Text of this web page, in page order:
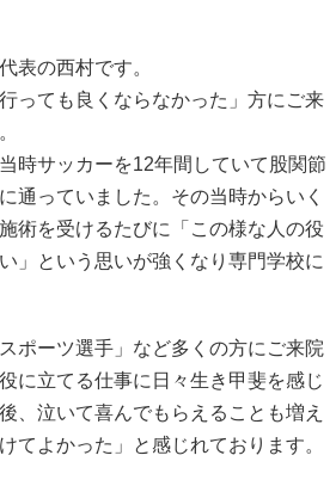
表の西村です。
っても良くならなかった」方にご来
時サッカーを12年間していて股関節
通っていました。その当時からいく
術を受けるたびに「この様な人の役
」という思いが強くなり専門学校に
ポーツ選手」など多くの方にご来院
に立てる仕事に日々生き甲斐を感じ
、泣いて喜んでもらえることも増え
てよかった」と感じれております。